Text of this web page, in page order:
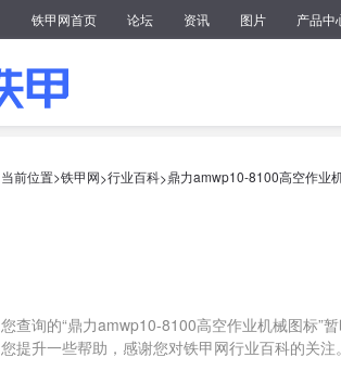
铁甲网首页 论坛 资讯 图片 产品中
当前位置>铁甲网>行业百科>鼎力amwp10-8100高空作业
您查询的“鼎力amwp10-8100高空作业机械图标”
您提升一些帮助，感谢您对铁甲网行业百科的关注。